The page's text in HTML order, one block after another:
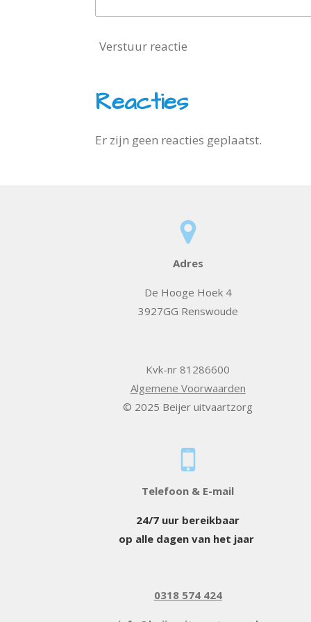
Verstuur reactie
Reacties
Er zijn geen reacties geplaatst.
Adres
De Hooge Hoek 4
3927GG Renswoude
Kvk-nr 81286600
Algemene Voorwaarden
© 2025 Beijer uitvaartzorg
Telefoon & E-mail
24/7 uur bereikbaar
op alle dagen van het jaar
0318 574 424